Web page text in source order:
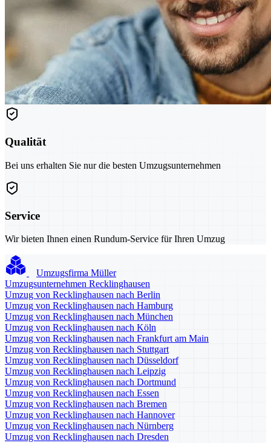
Qualität
Bei uns erhalten Sie nur die besten Umzugsunternehmen
Service
Wir bieten Ihnen einen Rundum-Service für Ihren Umzug
Umzugsfirma Müller
Umzugsunternehmen Recklinghausen
Umzug von Recklinghausen nach Berlin
Umzug von Recklinghausen nach Hamburg
Umzug von Recklinghausen nach München
Umzug von Recklinghausen nach Köln
Umzug von Recklinghausen nach Frankfurt am Main
Umzug von Recklinghausen nach Stuttgart
Umzug von Recklinghausen nach Düsseldorf
Umzug von Recklinghausen nach Leipzig
Umzug von Recklinghausen nach Dortmund
Umzug von Recklinghausen nach Essen
Umzug von Recklinghausen nach Bremen
Umzug von Recklinghausen nach Hannover
Umzug von Recklinghausen nach Nürnberg
Umzug von Recklinghausen nach Dresden